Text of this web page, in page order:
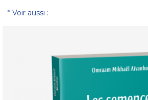
* Voir aussi :